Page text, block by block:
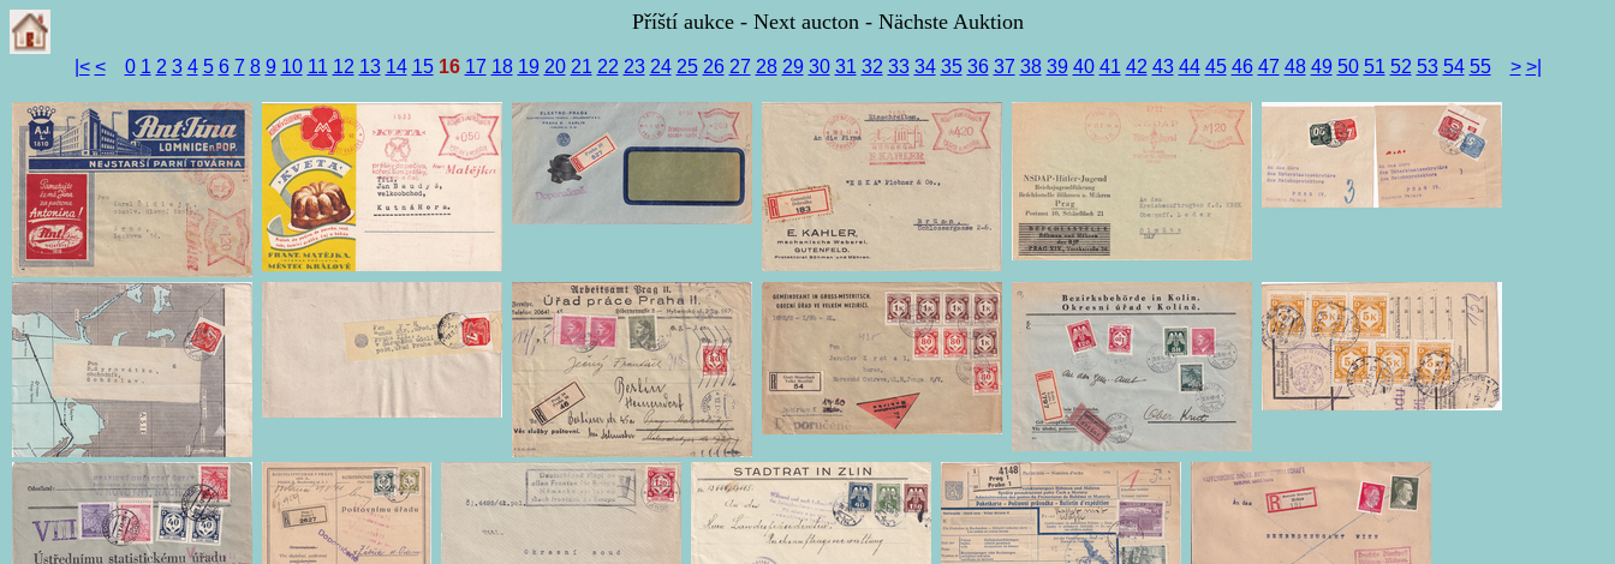
Příští aukce - Next aucton - Nächste Auktion
|< < 0 1 2 3 4 5 6 7 8 9 10 11 12 13 14 15 16 17 18 19 20 21 22 23 24 25 26 27 28 29 30 31 32 33 34 35 36 37 38 39 40 41 42 43 44 45 46 47 48 49 50 51 52 53 54 55 > >|